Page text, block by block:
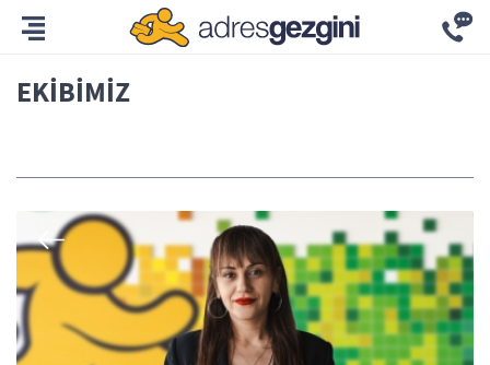
EKIBIMIZ